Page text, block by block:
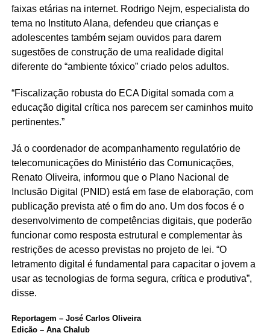
faixas etárias na internet. Rodrigo Nejm, especialista do
tema no Instituto Alana, defendeu que crianças e
adolescentes também sejam ouvidos para darem
sugestões de construção de uma realidade digital
diferente do “ambiente tóxico” criado pelos adultos.
“Fiscalização robusta do ECA Digital somada com a
educação digital crítica nos parecem ser caminhos muito
pertinentes.”
Já o coordenador de acompanhamento regulatório de
telecomunicações do Ministério das Comunicações,
Renato Oliveira, informou que o Plano Nacional de
Inclusão Digital (PNID) está em fase de elaboração, com
publicação prevista até o fim do ano. Um dos focos é o
desenvolvimento de competências digitais, que poderão
funcionar como resposta estrutural e complementar às
restrições de acesso previstas no projeto de lei. “O
letramento digital é fundamental para capacitar o jovem a
usar as tecnologias de forma segura, crítica e produtiva”,
disse.
Reportagem – José Carlos Oliveira
Edição – Ana Chalub